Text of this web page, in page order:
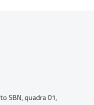
SBN, quadra 01,